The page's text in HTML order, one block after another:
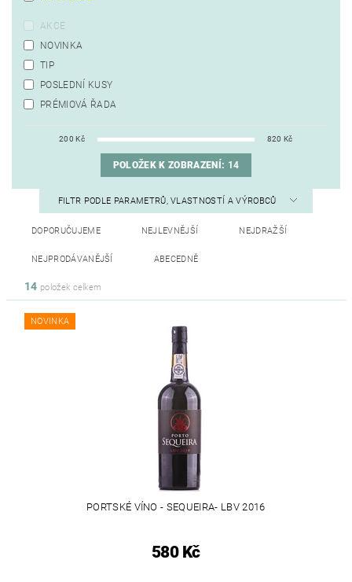
AKCE
NOVINKA
TIP
POSLEDNÍ KUSY
PRÉMIOVÁ ŘADA
200 Kč 820 Kč
POLOŽEK K ZOBRAZENÍ: 14
FILTR PODLE PARAMETRŮ, VLASTNOSTÍ A VÝROBCŮ
DOPORUČUJEME NEJLEVNĚJŠÍ NEJDRAŽŠÍ
NEJPRODÁVANĚJŠÍ ABECEDNĚ
14 položek celkem
NOVINKA
PORTSKÉ VÍNO - SEQUEIRA- LBV 2016
580 Kč